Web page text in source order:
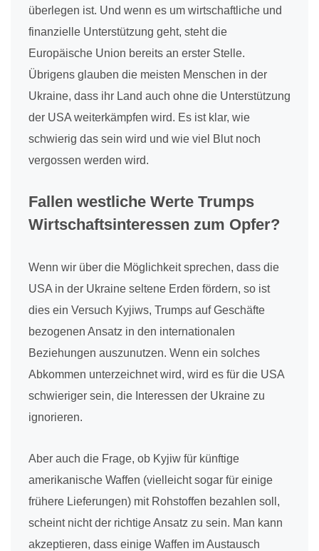
überlegen ist. Und wenn es um wirtschaftliche und
finanzielle Unterstützung geht, steht die
Europäische Union bereits an erster Stelle.
Übrigens glauben die meisten Menschen in der
Ukraine, dass ihr Land auch ohne die Unterstützung
der USA weiterkämpfen wird. Es ist klar, wie
schwierig das sein wird und wie viel Blut noch
vergossen werden wird.
Fallen westliche Werte Trumps
Wirtschaftsinteressen zum Opfer?
Wenn wir über die Möglichkeit sprechen, dass die
USA in der Ukraine seltene Erden fördern, so ist
dies ein Versuch Kyjiws, Trumps auf Geschäfte
bezogenen Ansatz in den internationalen
Beziehungen auszunutzen. Wenn ein solches
Abkommen unterzeichnet wird, wird es für die USA
schwieriger sein, die Interessen der Ukraine zu
ignorieren.
Aber auch die Frage, ob Kyjiw für künftige
amerikanische Waffen (vielleicht sogar für einige
frühere Lieferungen) mit Rohstoffen bezahlen soll,
scheint nicht der richtige Ansatz zu sein. Man kann
akzeptieren, dass einige Waffen im Austausch